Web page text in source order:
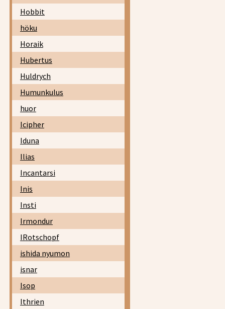
Hobbit
höku
Horaik
Hubertus
Huldrych
Humunkulus
huor
Icipher
Iduna
Ilias
Incantarsi
Inis
Insti
Irmondur
IRotschopf
ishida nyumon
isnar
Isop
Ithrien